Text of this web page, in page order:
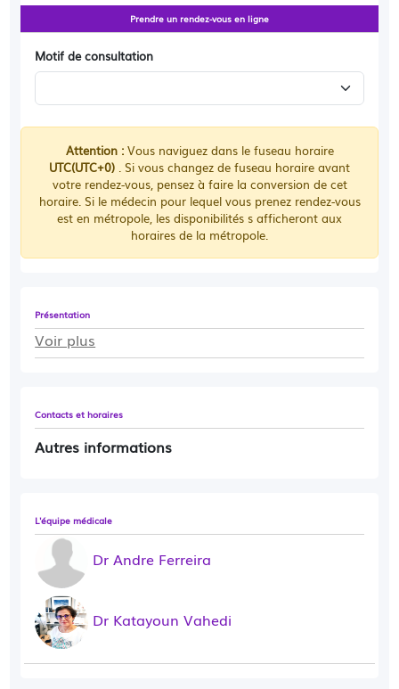
Présentation
Voir plus
Contacts et horaires
Autres informations
L'équipe médicale
Dr Andre Ferreira
Dr Katayoun Vahedi
Prendre un rendez-vous en ligne
Motif de consultation
Attention :Vous naviguez dans le fuseau horaire
UTC(UTC+0) . Si vous changez de fuseau horaire avant
votre rendez-vous, pensez à faire la conversion de cet
horaire. Si le médecin pour lequel vous prenez rendez-vous
est en métropole, les disponibilités s afficheront aux
horaires de la métropole.